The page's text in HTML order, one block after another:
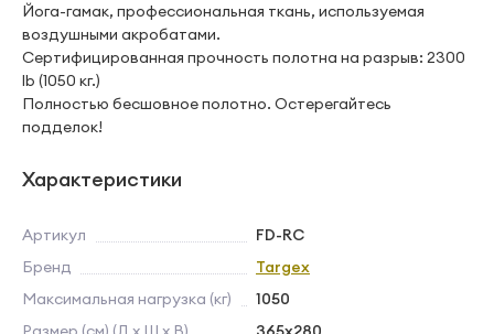
Йога-гамак, профессиональная ткань, используемая
воздушными акробатами.
Сертифицированная прочность полотна на разрыв: 2300
lb (1050 кг.)
Полностью бесшовное полотно. Остерегайтесь
подделок!
Характеристики
Артикул
FD-RC
Бренд
Targex
Максимальная нагрузка (кг)
1050